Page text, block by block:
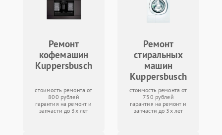
Ремонт
кофемашин
Kuppersbusch
стоимость ремонта от
800 рублей
гарантия на ремонт и
запчасти до 3х лет
Ремонт
стиральных
машин
Kuppersbusch
стоимость ремонта от
750 рублей
гарантия на ремонт и
запчасти до 3х лет